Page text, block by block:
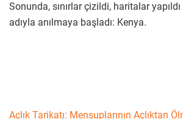
Sonunda, sınırlar çizildi, haritalar
adıyla anılmaya başladı: Kenya.
Açlık Tarikatı: Mensuplarının Açlıktan